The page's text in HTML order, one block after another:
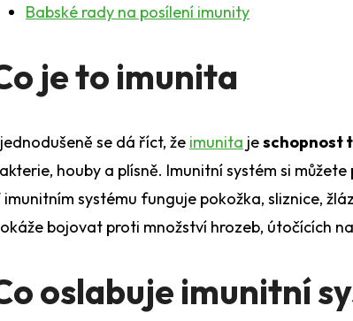
Babské rady na posílení imunity
je to imunita
se dá říct, že imunita jeschopnost
houby a plísně. Imunitní systém si
imunitním systému funguje pokožka, sliznice,
bojovat proti množství hrozeb, útočících
oslabuje imunitní